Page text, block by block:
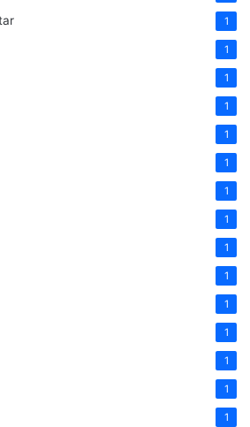
1
1
1
1
1
1
1
1
1
1
1
1
1
1
1